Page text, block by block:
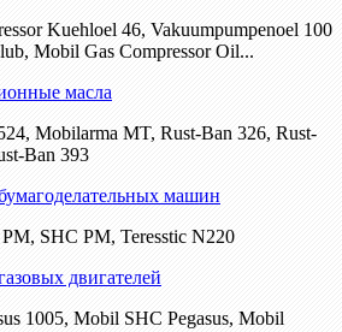
Kuehloel 46, Vakuumpumpenoel 100
Mobil Gas Compressor Oil...
масла
Mobilarma MT, Rust-Ban 326, Rust-
Ban 393
машин
SHC PM, Teresstic N220
двигателей
1005, Mobil SHC Pegasus, Mobil